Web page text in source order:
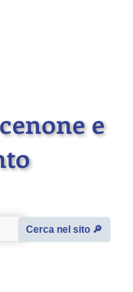
e
Cerca nel sito 🔎︎